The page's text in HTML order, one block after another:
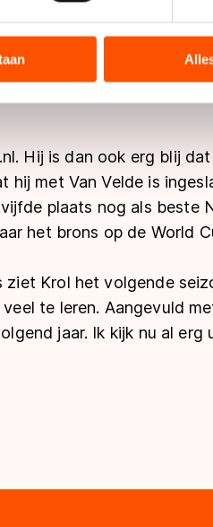
onze partners voor social
hen heeft verstrekt of die zij
buiten de EU, zoals de
te klikken, stemt u in
Hij is dan ook erg blij
met Van Velde is
plaats nog als beste
het brons op de World
Krol het volgende
te leren. Aangevuld
jaar. Ik kijk nu al erg